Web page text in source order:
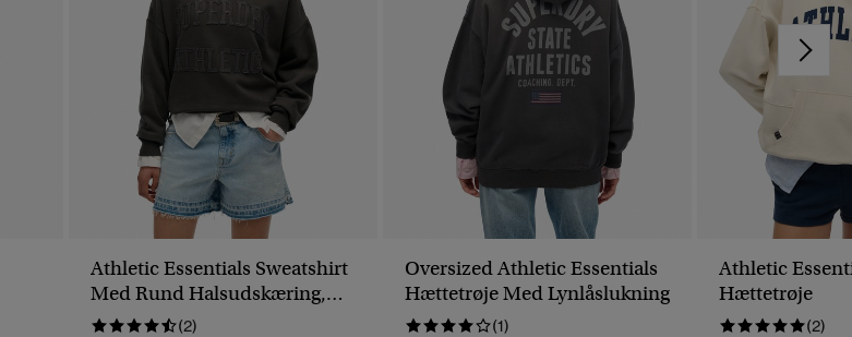
Athletic Essentials Sweatshirt
Med Rund Halsudskæring,
Tone I Tone-Design Og
(2)
Oversized Athletic Essentials
Hættetrøje Med Lynlåslukning
(1)
Athletic
Hættetrøje
(2)